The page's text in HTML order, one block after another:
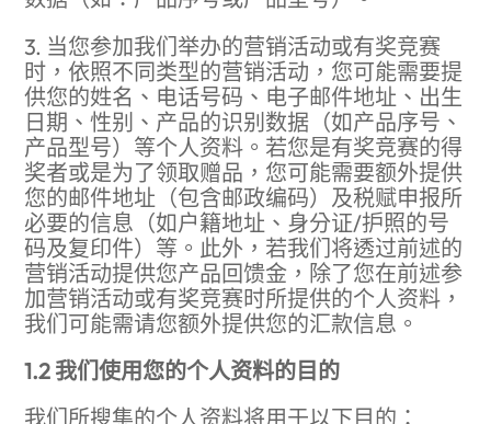
3. 当您参加我们举办的营销活动或有奖竞赛
时，依照不同类型的营销活动，您可能需要提
供您的姓名、电话号码、电子邮件地址、出生
日期、性别、产品的识别数据（如产品序号、
产品型号）等个人资料。若您是有奖竞赛的得
奖者或是为了领取赠品，您可能需要额外提供
您的邮件地址（包含邮政编码）及税赋申报所
必要的信息（如户籍地址、身分证/护照的号
码及复印件）等。此外，若我们将透过前述的
营销活动提供您产品回馈金，除了您在前述参
加营销活动或有奖竞赛时所提供的个人资料，
我们可能需请您额外提供您的汇款信息。
1.2 我们使用您的个人资料的目的
我们所搜集的个人资料将用于以下目的：